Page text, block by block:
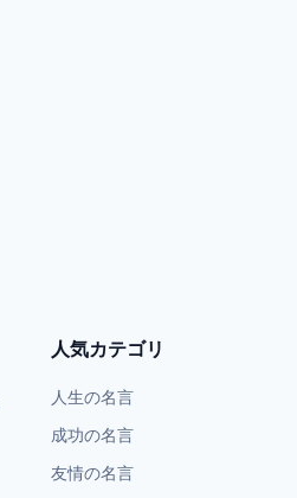
人気カテゴリ
人生の名言
成功の名言
友情の名言